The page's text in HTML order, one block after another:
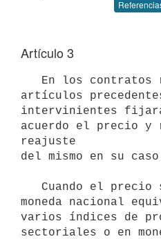
Artículo 3
artículos
intervinientes
acuerdo el precio y
reajuste
del mismo en su
moneda nacional
varios índices de
sectoriales o en